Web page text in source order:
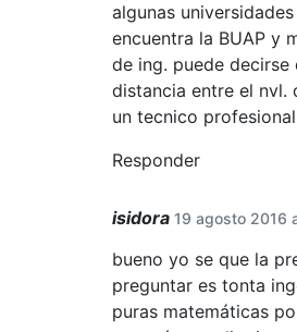
algunas
encuentra la BUAP y
de ing. puede decirse
distancia entre el nvl.
un tecnico
Responder
isidora 19 agosto 2016
bueno yo se que la
preguntar es tonta
puras matemáticas